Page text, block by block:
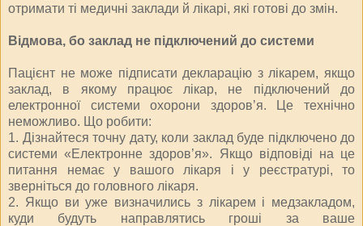
отримати ті медичні заклади й лікарі, які готові до змін.
Відмова, бо заклад не підключений до системи
Пацієнт не може підписати декларацію з лікарем, якщо
заклад, в якому працює лікар, не підключений до
електронної системи охорони здоров’я. Це технічно
неможливо. Що робити:
1. Дізнайтеся точну дату, коли заклад буде підключено до
системи «Електронне здоров’я». Якщо відповіді на це
питання немає у вашого лікаря і у реєстратурі, то
зверніться до головного лікаря.
2. Якщо ви уже визначились з лікарем і медзакладом,
куди будуть направлятись гроші за ваше